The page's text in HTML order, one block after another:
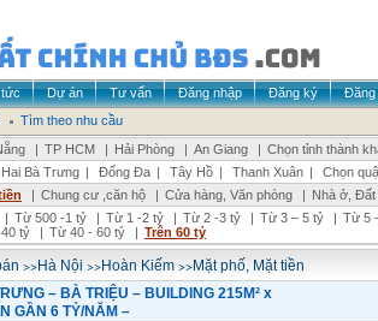
tức Dự án Tư vấn Đăng nhập Đăng ký
Đăng
Tìm theo nhu cầu
| TP HCM | Hải Phòng | An Giang | Chọn tỉnh thành
Hai Bà Trưng | Đống Đa | Tây Hồ | Thanh Xuân |
Chọn
| Chung cư ,căn hộ | Cửa hàng, Văn phòng | Nhà ở,
| Từ 500 -1 tỷ | Từ 1 -2 tỷ | Từ 2 -3 tỷ | Từ 3 – 5 tỷ | Từ 5
tỷ | Từ 40 - 60 tỷ | Trên 60 tỷ
>>Hà Nội >>Hoàn Kiếm >>Mặt phố, Mặt tiền
– BÀ TRIỆU – BUILDING 215M² x
GẦN 6 TỶ/NĂM –